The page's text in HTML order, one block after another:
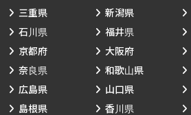
三重県
新潟県
石川県
福井県
京都府
大阪府
奈良県
和歌山県
広島県
山口県
島根県
香川県